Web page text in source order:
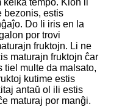
kelka tempo. Kion li
bezonis, estis
Do li iris en la
por trovi
fruktojn. Li ne
maturajn fruktojn ĉar
tiel multe da malsato,
kutime estis
antaŭ ol ili estis
maturaj por manĝi.